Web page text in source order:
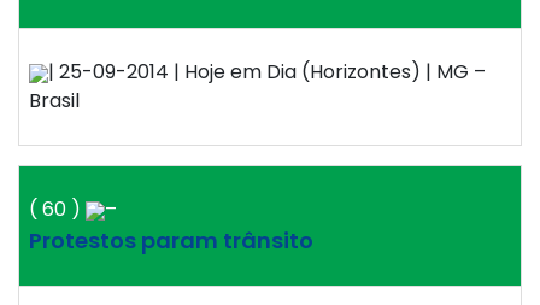
| 25-09-2014 | Hoje em Dia (Horizontes) | MG –
Brasil
( 60 ) –
Protestos param trânsito